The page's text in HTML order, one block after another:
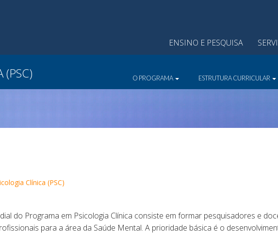
ENSINO E PESQUISA
(PSC) O PROGRAMA ESTRUTURA CURRICULAR
Clínica (PSC)
do Programa em Psicologia Clínica consiste em formar pesquisadores e
para a área da Saúde Mental. A prioridade básica é o